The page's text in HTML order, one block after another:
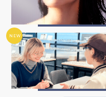
NEW